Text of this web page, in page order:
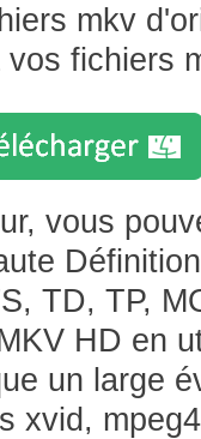
mkv
fichiers
vous
TD, TP,
HD en
un large
xvid,